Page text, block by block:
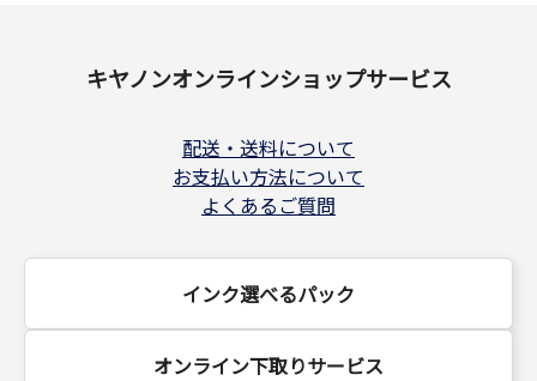
キヤノンオンラインショップサービス
配送・送料について
お支払い方法について
よくあるご質問
インク選べるパック
オンライン下取りサービス